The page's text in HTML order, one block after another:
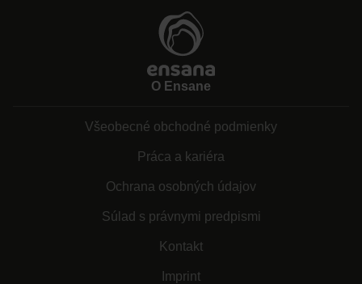
O Ensane
Všeobecné obchodné podmienky
Práca a kariéra
Ochrana osobných údajov
Súlad s právnymi predpismi
Kontakt
Imprint